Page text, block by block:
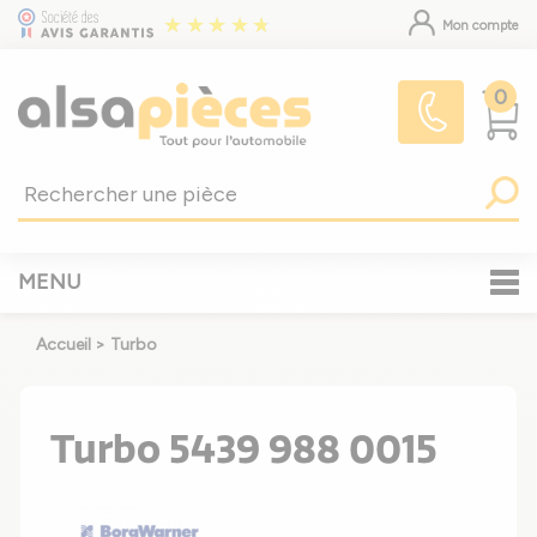
Mon compte
0
MENU
Accueil > Turbo
Turbo 5439 988 0015